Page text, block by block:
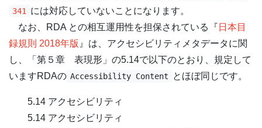
341
には対応していないことになります。
なお、RDA との相互運用性を担保されている『 日本目
録規則 2018年版 』は、アクセシビリティメタデータに関
し、「第５章 表現形」の5.14で以下のとおり、規定して
いますRDAの Accessibility Content とほぼ同じです。
5.14 アクセシビリティ
5.14 アクセシビリティ